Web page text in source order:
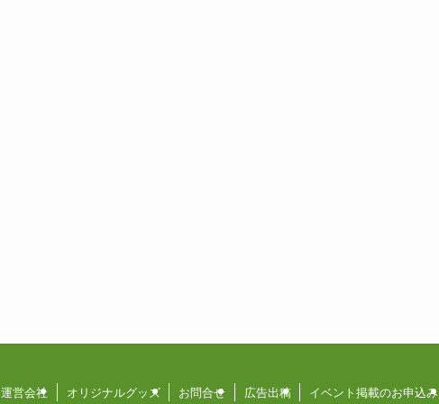
運営会社 オリジナルグッズ お問合せ 広告出稿 イベント掲載のお申込み